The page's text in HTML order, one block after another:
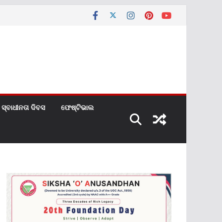
ସ୍ବାଧୀନତା ଦିବସ ଫେଷ୍ଟିଭାଲ